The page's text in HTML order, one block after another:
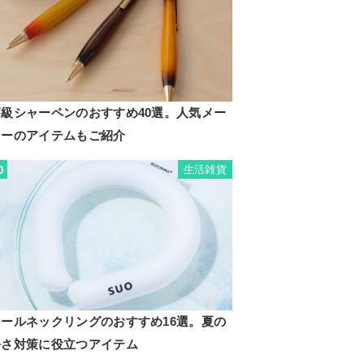
シャーペンのおすすめ40選。人気メー
ーのアイテムもご紹介
生活雑貨
ルネックリングのおすすめ16選。夏の
対策に役立つアイテム